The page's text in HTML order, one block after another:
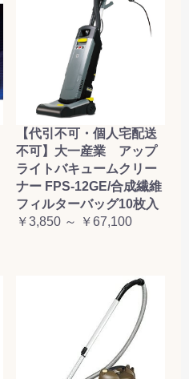
【代引不可・個人宅配送
不可】大一産業 アップ
ライトバキュームクリー
ナー FPS-12GE/合成繊維
フィルターバッグ10枚入
￥3,850 ～ ￥67,100